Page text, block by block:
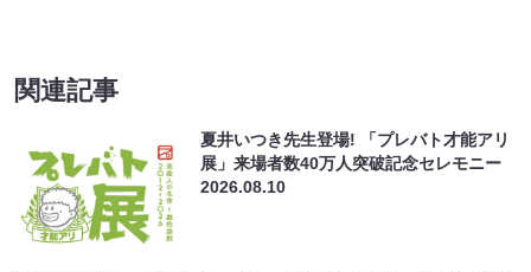
関連記事
夏井いつき先生登場! 「プレバト才能アリ
展」来場者数40万人突破記念セレモニー
2026.08.10